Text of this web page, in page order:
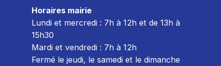
Horaires mairie
Lundi et mercredi : 7h à 12h et de 13h à
15h30
Mardi et vendredi : 7h à 12h
Fermé le jeudi, le samedi et le dimanche